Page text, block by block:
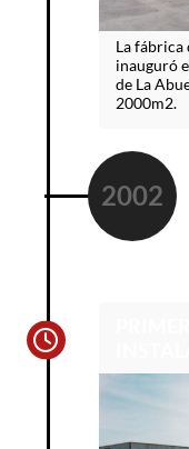
La fábrica
inauguró
de La
2000m2.
2002